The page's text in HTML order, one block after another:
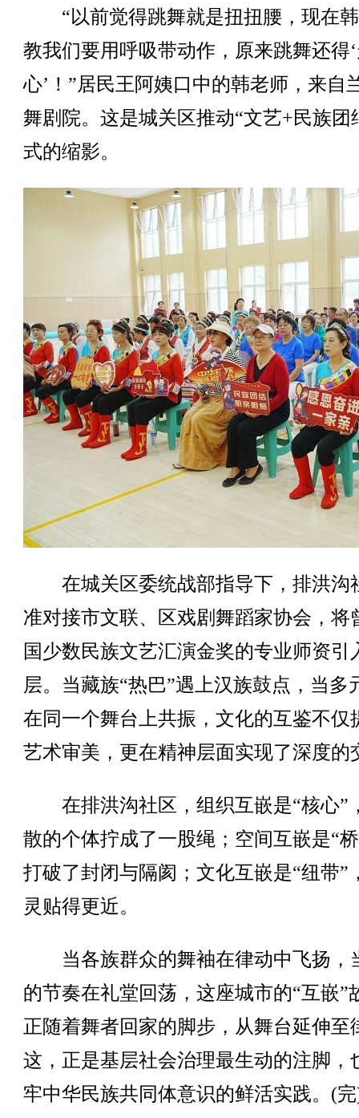
“以前觉得跳舞就是扭扭腰，现在
教我们要用呼吸带动作，原来跳舞还得
心’！”居民王阿姨口中的韩老师，来自
舞剧院。这是城关区推动“文艺+民族团
式的缩影。
在城关区委统战部指导下，排洪沟
准对接市文联、区戏剧舞蹈家协会，将
国少数民族文艺汇演金奖的专业师资引
层。当藏族“热巴”遇上汉族鼓点，当多
在同一个舞台上共振，文化的互鉴不仅
艺术审美，更在精神层面实现了深度的
在排洪沟社区，组织互嵌是“核心”
散的个体拧成了一股绳；空间互嵌是“
打破了封闭与隔阂；文化互嵌是“纽带”
灵贴得更近。
当各族群众的舞袖在律动中飞扬，
的节奏在礼堂回荡，这座城市的“互嵌”
正随着舞者回家的脚步，从舞台延伸至
这，正是基层社会治理最生动的注脚，
牢中华民族共同体意识的鲜活实践。(